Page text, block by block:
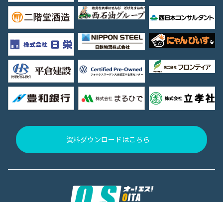
資料ダウンロードはこちら